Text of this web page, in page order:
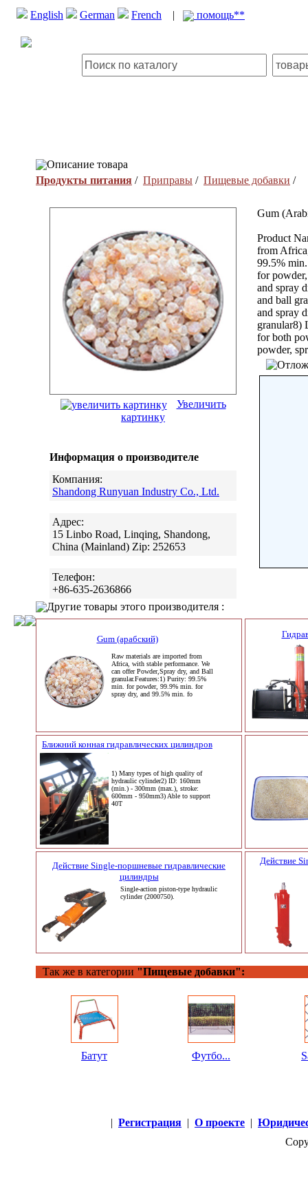
English German French | помощь**
Описание товара
Продукты питания / Приправы / Пищевые добавки /
Увеличить
картинку
Информация о производителе
Компания:
Shandong Runyuan Industry Co., Ltd.
Адрес:
15 Linbo Road, Linqing, Shandong,
China (Mainland) Zip: 252653
Телефон:
+86-635-2636866
Gum
Product
from
99.5%
for
and spray
and ball
and spray
granular8)
for both
powder,
Другие товары этого производителя :
Gum (арабский)
Raw materials are imported from
Africa, with stable performance. We
can offer Powder,Spray dry, and Ball
granular.Features:1) Purity: 99.5%
min. for powder, 99.9% min. for
spray dry, and 99.5% min. fo
Ближний конная гидравлических цилиндров
1) Many types of high quality of
hydraulic cylinder2) ID: 160mm
(min.) - 300mm (max.), stroke:
600mm - 950mm3) Able to support
40T
Действие Single-поршневые гидравлические
цилиндры
Single-action piston-type hydraulic
cylinder (2000750).
Действие
Так же в категории "Пищевые добавки":
Батут Футбо...
| Регистрация | О проекте |